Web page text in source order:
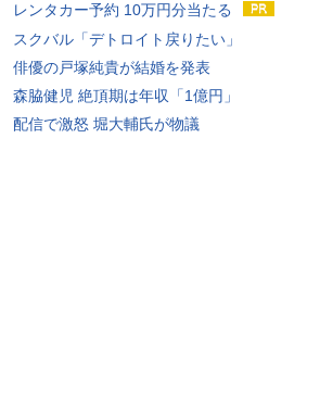
レンタカー予約 10万円分当たる
スクバル「デトロイト戻りたい」
俳優の戸塚純貴が結婚を発表
森脇健児 絶頂期は年収「1億円」
配信で激怒 堀大輔氏が物議